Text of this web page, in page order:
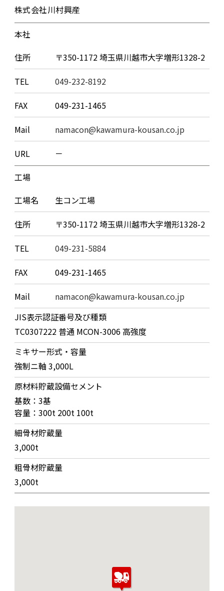
株式会社川村興産
本社
住所
〒350-1172 埼玉県川越市大字増形1328-2
TEL
049-232-8192
FAX
049-231-1465
Mail
namacon@kawamura-kousan.co.jp
URL
－
工場
工場名
生コン工場
住所
〒350-1172 埼玉県川越市大字増形1328-2
TEL
049-231-5884
FAX
049-231-1465
Mail
namacon@kawamura-kousan.co.jp
JIS表示認証番号及び種類
TC0307222 普通 MCON-3006 高強度
ミキサー形式・容量
強制ニ軸 3,000L
原材料貯蔵設備セメント
基数：3基
容量：300t 200t 100t
細骨材貯蔵量
3,000t
粗骨材貯蔵量
3,000t